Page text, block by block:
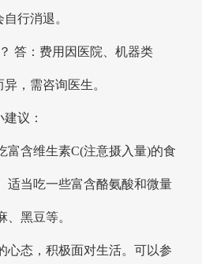
行消退。
答：费用因医院、机器类
，需咨询医生。
议：
富含维生素C(注意摄入量)的食
适当吃一些富含酪氨酸和微量
、黑豆等。
心态，积极面对生活。可以参